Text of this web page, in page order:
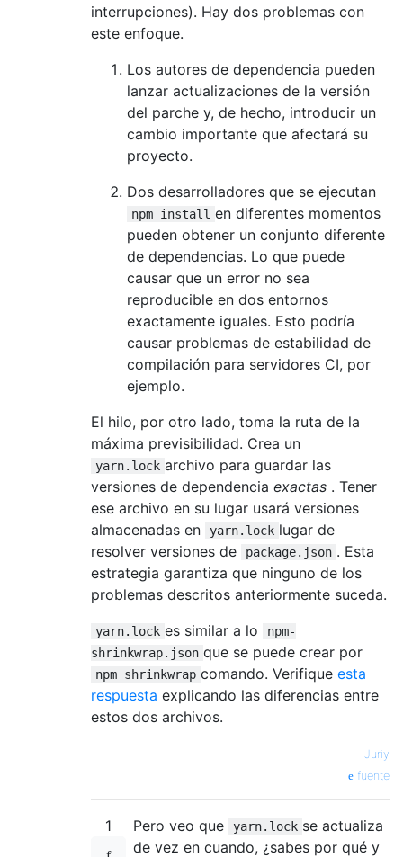
interrupciones). Hay dos problemas con
este enfoque.
Los autores de dependencia pueden
lanzar actualizaciones de la versión
del parche y, de hecho, introducir un
cambio importante que afectará su
proyecto.
Dos desarrolladores que se ejecutan
npm install en diferentes momentos
pueden obtener un conjunto diferente
de dependencias. Lo que puede
causar que un error no sea
reproducible en dos entornos
exactamente iguales. Esto podría
causar problemas de estabilidad de
compilación para servidores CI, por
ejemplo.
El hilo, por otro lado, toma la ruta de la
máxima previsibilidad. Crea un
yarn.lock archivo para guardar las
versiones de dependencia exactas . Tener
ese archivo en su lugar usará versiones
almacenadas en
yarn.lock lugar de
resolver versiones de
package.json . Esta
estrategia garantiza que ninguno de los
problemas descritos anteriormente suceda.
yarn.lock es similar a lo
npm-
shrinkwrap.json que se puede crear por
npm shrinkwrap comando. Verifique esta
respuesta explicando las diferencias entre
estos dos archivos.
— Juriy
fuente
1 Pero veo que yarn.lock se actualiza
de vez en cuando, ¿sabes por qué y